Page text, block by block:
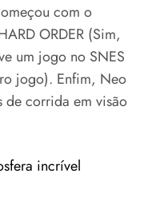
com o
ORDER (Sim,
um jogo no SNES
jogo). Enfim, Neo
de corrida em visão
incrível